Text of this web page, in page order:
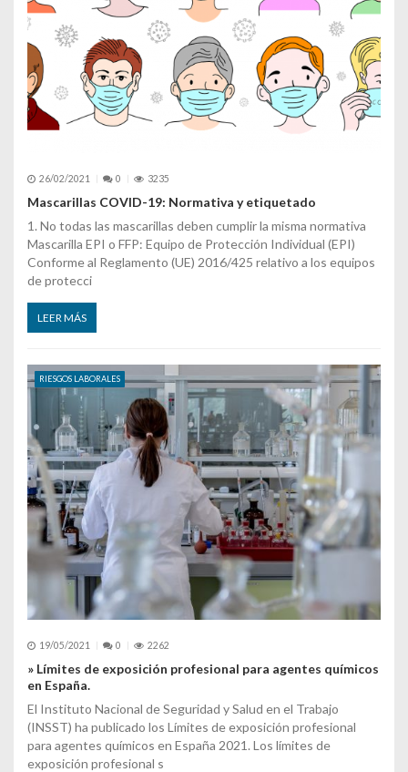
26/02/2021 0 3235
Mascarillas COVID-19: Normativa y etiquetado
1. No todas las mascarillas deben cumplir la misma normativa
Mascarilla EPI o FFP: Equipo de Protección Individual (EPI)
Conforme al Reglamento (UE) 2016/425 relativo a los equipos
de protecci
LEER MÁS
RIESGOS LABORALES
19/05/2021 0 2262
» Límites de exposición profesional para agentes químicos
en España.
El Instituto Nacional de Seguridad y Salud en el Trabajo
(INSST) ha publicado los Límites de exposición profesional
para agentes químicos en España 2021. Los límites de
exposición profesional s